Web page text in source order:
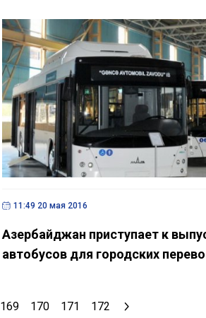
11:49 20 мая 2016
Азербайджан приступает к
автобусов для городских
169 170 171 172